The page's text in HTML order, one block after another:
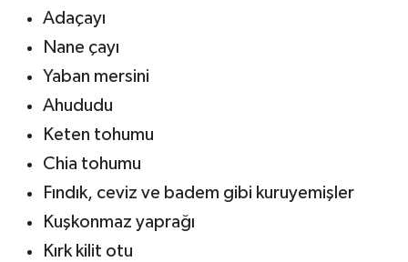
Adaçayı
Nane çayı
Yaban mersini
Ahududu
Keten tohumu
Chia tohumu
Fındık, ceviz ve badem gibi kuruyemişler
Kuşkonmaz yaprağı
Kırk kilit otu